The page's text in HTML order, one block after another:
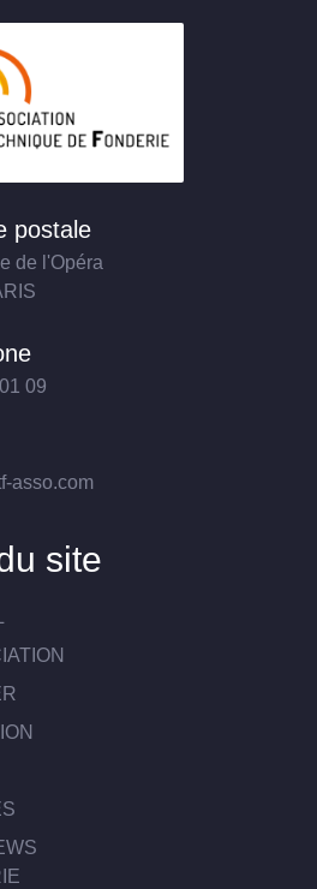
postale
de l'Opéra
09
asso.com
site